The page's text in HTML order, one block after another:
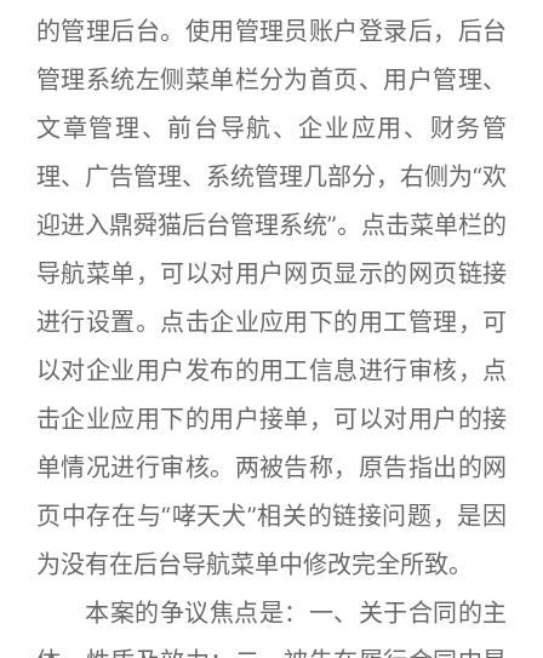
的管理后台。使用管理员账户登录后，后台
管理系统左侧菜单栏分为首页、用户管理、
文章管理、前台导航、企业应用、财务管
理、广告管理、系统管理几部分，右侧为“欢
迎进入鼎舜猫后台管理系统”。点击菜单栏的
导航菜单，可以对用户网页显示的网页链接
进行设置。点击企业应用下的用工管理，可
以对企业用户发布的用工信息进行审核，点
击企业应用下的用户接单，可以对用户的接
单情况进行审核。两被告称，原告指出的网
页中存在与“哮天犬”相关的链接问题，是因
为没有在后台导航菜单中修改完全所致。
本案的争议焦点是：一、关于合同的主